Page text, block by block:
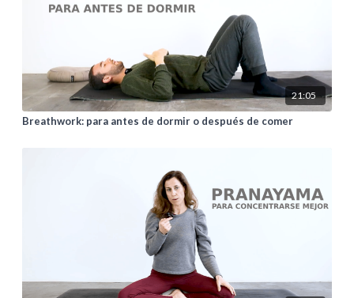
21:05
Breathwork: para antes de dormir o después de comer